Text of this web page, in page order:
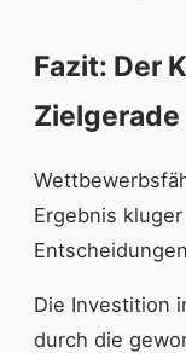
Fazit: Der
Zielgerade
Ergebnis
Die Investition
durch die